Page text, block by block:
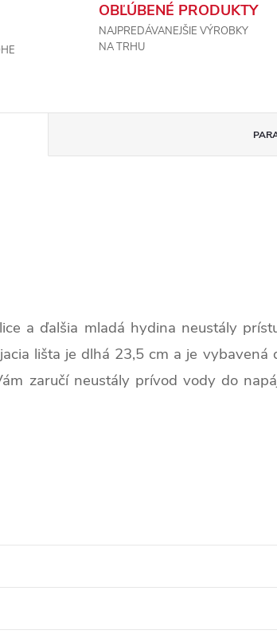
OBĽÚBENÉ PRODUKTY
NAJPREDÁVANEJŠIE VÝROBKY
NA TRHU
a ďalšia mladá hydina neustály
lišta je dlhá 23,5 cm a je vybavená
zaručí neustály prívod vody do